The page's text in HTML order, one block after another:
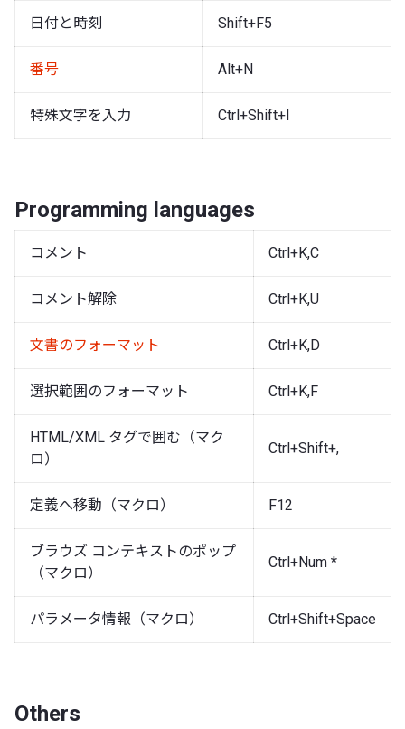
日付と時刻 Shift+F5
番号 Alt+N
特殊文字を入力 Ctrl+Shift+I
Programming languages
コメント Ctrl+K,C
コメント解除 Ctrl+K,U
文書のフォーマット Ctrl+K,D
選択範囲のフォーマット Ctrl+K,F
HTML/XML タグで囲む（マク
ロ）
Ctrl+Shift+,
定義へ移動（マクロ） F12
ブラウズ コンテキストのポップ
（マクロ）
Ctrl+Num *
パラメータ情報（マクロ） Ctrl+Shift+Space
Others